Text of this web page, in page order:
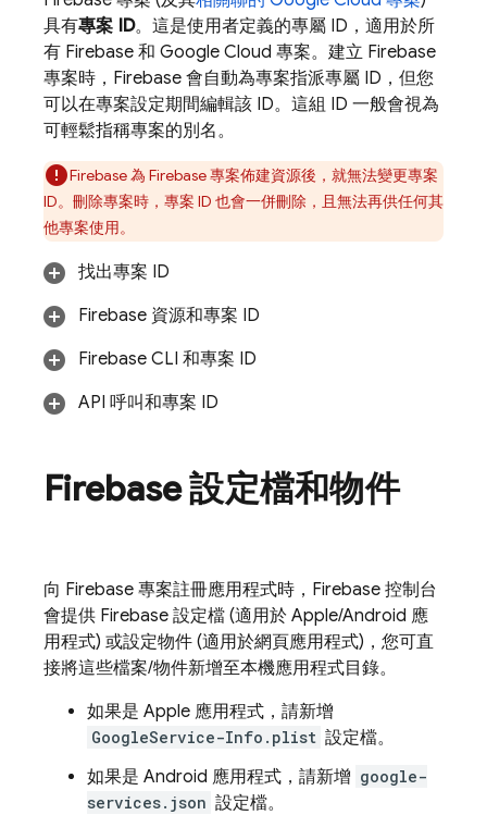
具有專案 ID。這是使用者定義的專屬 ID，適用於所
有 Firebase 和 Google Cloud 專案。建立 Firebase
專案時，Firebase 會自動為專案指派專屬 ID，但您
可以在專案設定期間編輯該 ID。這組 ID 一般會視為
可輕鬆指稱專案的別名。
Firebase 為 Firebase 專案佈建資源後，就無法變更專案
ID。刪除專案時，專案 ID 也會一併刪除，且無法再供任何其
他專案使用。
找出專案 ID
Firebase 資源和專案 ID
Firebase CLI 和專案 ID
API 呼叫和專案 ID
Firebase 設定檔和物件
向 Firebase 專案註冊應用程式時， Firebase 控制台
會提供 Firebase 設定檔 (適用於 Apple/Android 應
用程式) 或設定物件 (適用於網頁應用程式)，您可直
接將這些檔案/物件新增至本機應用程式目錄。
如果是 Apple 應用程式，請新增
GoogleService-Info.plist 設定檔。
如果是 Android 應用程式，請新增 google-
services.json 設定檔。